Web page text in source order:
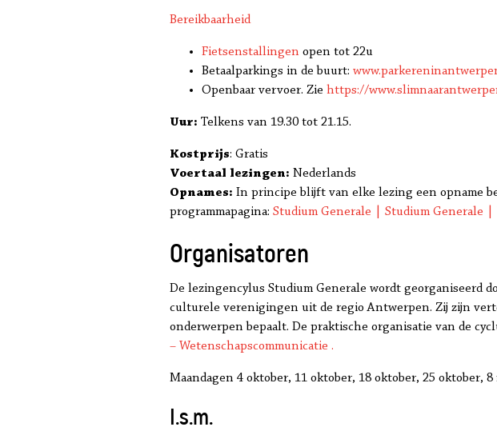
Bereikbaarheid
Fietsenstallingen open tot 22u
Betaalparkings in de buurt:
Openbaar vervoer. Zie https://
Uur: Telkens van 19.30 tot 21.15.
Kostprijs: Gratis
Voertaal lezingen: Nederlands
Opnames: In principe blijft van elke lezing een opname
programmapagina: Studium Generale | Studium Generale
Organisatoren
De lezingencylus Studium Generale wordt georganiseerd
culturele verenigingen uit de regio Antwerpen. Zij zijn
onderwerpen bepaalt. De praktische organisatie van de
– Wetenschapscommunicatie .
Maandagen 4 oktober, 11 oktober, 18 oktober, 25 oktober,
I.s.m.